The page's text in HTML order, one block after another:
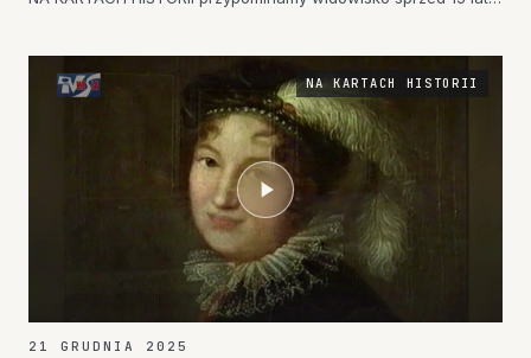
zrealizowa…
NA KARTACH HISTORII
21 GRUDNIA 2025